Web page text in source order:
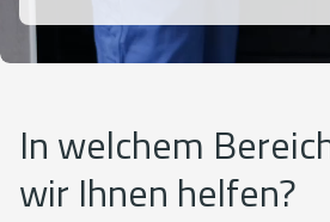
In welchem
wir Ihnen helfen?